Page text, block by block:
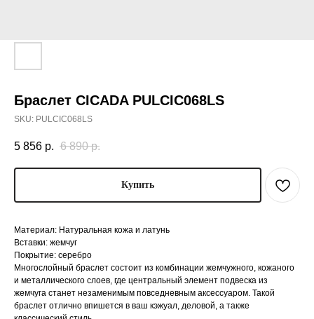
Браслет CICADA PULCIC068LS
SKU: PULCIC068LS
5 856 р. 6 890 р.
Купить
Материал: Натуральная кожа и латунь
Вставки: жемчуг
Покрытие: серебро
Многослойный браслет состоит из комбинации жемчужного, кожаного
и металлического слоев, где центральный элемент подвеска из
жемчуга станет незаменимым повседневным аксессуаром. Такой
браслет отлично впишется в ваш кэжуал, деловой, а также